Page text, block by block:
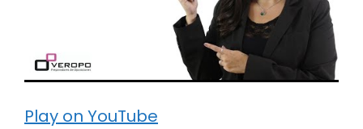
Play on YouTube